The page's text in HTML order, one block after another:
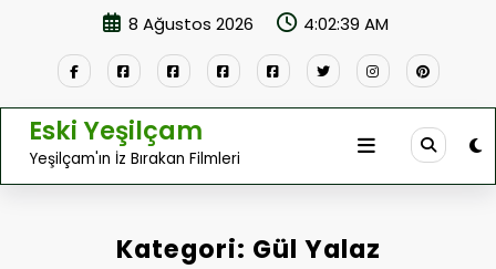
8 Ağustos 2026 4:02:39 AM
Eski Yeşilçam
Yeşilçam'ın İz Bırakan Filmleri
Kategori: Gül Yalaz